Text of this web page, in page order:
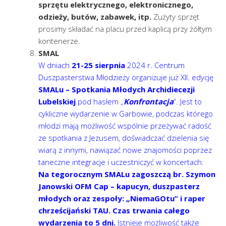
sprzętu elektrycznego, elektronicznego,
odzieży, butów, zabawek, itp. Zużyty sprzęt
prosimy składać na placu przed kaplicą przy żółtym
kontenerze.
SMAL
W dniach 21-25 sierpnia 2024 r. Centrum
Duszpasterstwa Młodzieży organizuje już XII. edycję
SMALu – Spotkania Młodych Archidiecezji
Lubelskiej pod hasłem „Konfrontacja”. Jest to
cykliczne wydarzenie w Garbowie, podczas którego
młodzi mają możliwość wspólnie przeżywać radość
ze spotkania z Jezusem, doświadczać dzielenia się
wiarą z innymi, nawiązać nowe znajomości poprzez
taneczne integracje i uczestniczyć w koncertach.
Na tegorocznym SMALu zagoszczą br. Szymon
Janowski OFM Cap – kapucyn, duszpasterz
młodych oraz zespoły: „NiemaGOtu” i raper
chrześcijański TAU. Czas trwania całego
wydarzenia to 5 dni. Istnieje możliwość także